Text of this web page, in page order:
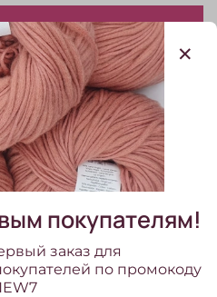
покупателям!
заказ для
по промокоду